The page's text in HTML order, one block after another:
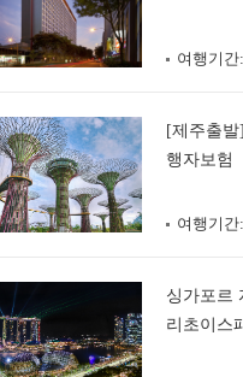
여행기간:
[제주출
행자보험
여행기간:
싱가포르
리초이스